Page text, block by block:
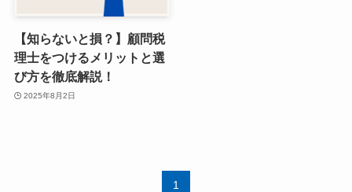
【知らないと損？】顧問税
理士をつけるメリットと選
び方を徹底解説！
2025年8月2日
1